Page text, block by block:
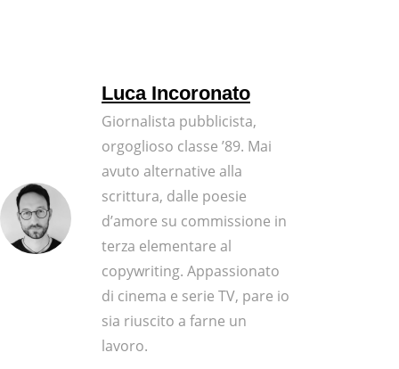
Luca Incoronato
Giornalista pubblicista,
orgoglioso classe ’89. Mai
avuto alternative alla
scrittura, dalle poesie
d’amore su commissione in
terza elementare al
copywriting. Appassionato
di cinema e serie TV, pare io
sia riuscito a farne un
lavoro.